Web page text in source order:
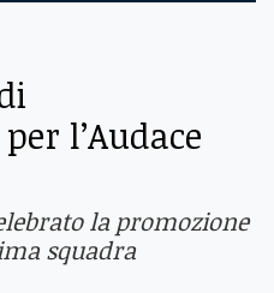
l’Audace
la promozione
squadra